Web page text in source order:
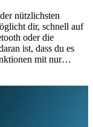
nützlichsten
dir, schnell auf
oder die
ist, dass du es
mit nur…